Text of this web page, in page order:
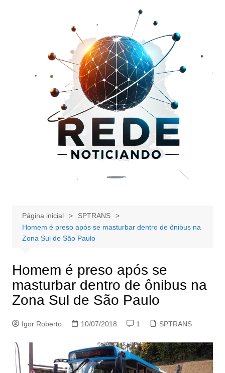
Página inicial
SPTRANS
Homem é preso após se masturbar dentro de ônibus na
Zona Sul de São Paulo
Homem é preso após se
masturbar dentro de ônibus na
Zona Sul de São Paulo
Igor Roberto 10/07/2018 1 SPTRANS